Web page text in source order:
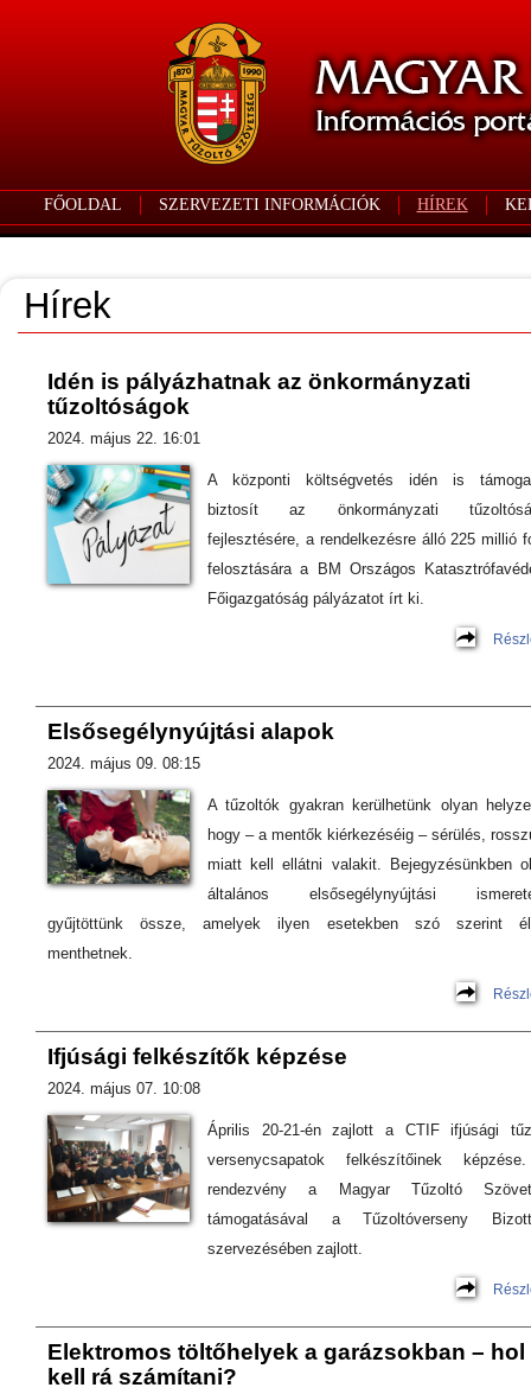
FŐOLDAL SZERVEZETI INFORMÁCIÓK HÍREK
Hírek
Idén is pályázhatnak az önkormányzati
tűzoltóságok
2024. május 22. 16:01
A központi költségvetés idén is
biztosít az önkormányzati
fejlesztésére, a rendelkezésre álló 225 millió
felosztására a BM Országos
Főigazgatóság pályázatot írt ki.
Elsősegélynyújtási alapok
2024. május 09. 08:15
A tűzoltók gyakran kerülhetünk olyan
hogy – a mentők kiérkezéséig – sérülés,
miatt kell ellátni valakit. Bejegyzésünkben
általános elsősegélynyújtási
gyűjtöttünk össze, amelyek ilyen esetekben szó szerint
menthetnek.
Ifjúsági felkészítők képzése
2024. május 07. 10:08
Április 20-21-én zajlott a CTIF ifjúsági
versenycsapatok felkészítőinek
rendezvény a Magyar Tűzoltó
támogatásával a Tűzoltóverseny
szervezésében zajlott.
Elektromos töltőhelyek a garázsokban – hol
kell rá számítani?